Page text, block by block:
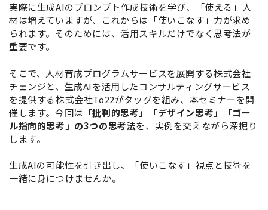
実際に生成AIのプロンプト作成技術を学び、「使える」人
材は増えていますが、これからは「使いこなす」力が求め
られます。そのためには、活用スキルだけでなく思考法が
重要です。
そこで、人材育成プログラムサービスを展開する株式会社
チェンジと、生成AIを活用したコンサルティングサービス
を提供する株式会社To22がタッグを組み、本セミナーを開
催します。今回は 「批判的思考」「デザイン思考」「ゴー
ル指向的思考」の3つの思考法を、実例を交えながら深掘り
します。
生成AIの可能性を引き出し、「使いこなす」視点と技術を
一緒に身につけませんか。